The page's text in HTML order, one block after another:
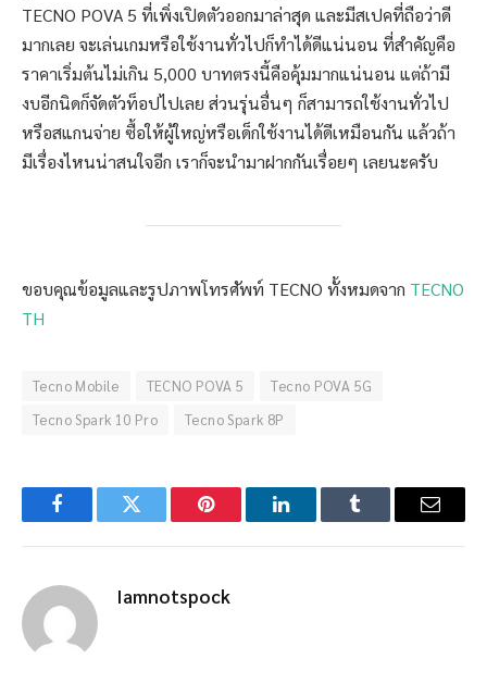
TECNO POVA 5 ที่เพิ่งเปิดตัวออกมาล่าสุด และมีสเปคที่ถือว่าดี
มากเลย จะเล่นเกมหรือใช้งานทั่วไปก็ทำได้ดีแน่นอน ที่สำคัญคือ
ราคาเริ่มต้นไม่เกิน 5,000 บาทตรงนี้คือคุ้มมากแน่นอน แต่ถ้ามี
งบอีกนิดก็จัดตัวท็อปไปเลย ส่วนรุ่นอื่นๆ ก็สามารถใช้งานทั่วไป
หรือสแกนจ่าย ซื้อให้ผู้ใหญ่หรือเด็กใช้งานได้ดีเหมือนกัน แล้วถ้า
มีเรื่องไหนน่าสนใจอีก เราก็จะนำมาฝากกันเรื่อยๆ เลยนะครับ
ขอบคุณข้อมูลและรูปภาพโทรศัพท์ TECNO ทั้งหมดจาก TECNO
TH
Tecno Mobile TECNO POVA 5
Tecno POVA 5G
Tecno Spark 10 Pro
Tecno Spark 8P
FacebookTwitter Pinterest LinkedInTumblr Email
Iamnotspock